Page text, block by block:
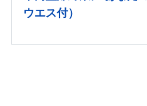
ウエス付）